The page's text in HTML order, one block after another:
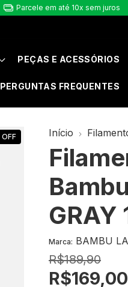
Parcele em até 10x sem juros
PEÇAS E ACESSÓRIOS
PERGUNTAS FREQUENTES
OFF Início
GRAY
Marca: BAMBU
R$189,90
R$169,00